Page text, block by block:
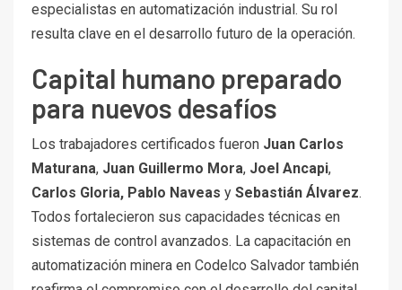
especialistas en automatización industrial. Su rol
resulta clave en el desarrollo futuro de la operación.
Capital humano preparado
para nuevos desafíos
Los trabajadores certificados fueron Juan Carlos
Maturana, Juan Guillermo Mora, Joel Ancapi,
Carlos Gloria, Pablo Naveas y Sebastián Álvarez.
Todos fortalecieron sus capacidades técnicas en
sistemas de control avanzados. La capacitación en
automatización minera en Codelco Salvador también